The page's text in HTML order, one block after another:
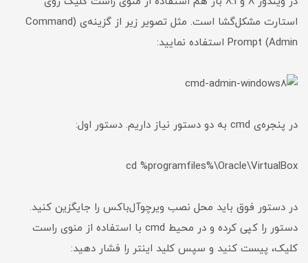
استارت مشکل‌گشا است. مثل تصویر زیر از گزینه‌ی (Command
Prompt (Admin استفاده نمایید:
در پنجره‌ی cmd به دو دستور نیاز داریم. دستور اول:
cd %programfiles%\Oracle\VirtualBox
در دستور فوق باید محل نصب ویرچوآل‌باکس را جایگزین کنید.
دستور را کپی کرده و در محیط cmd با استفاده از منوی راست
کلیک، پیست کنید و سپس کلید اینتر را فشار دهید: